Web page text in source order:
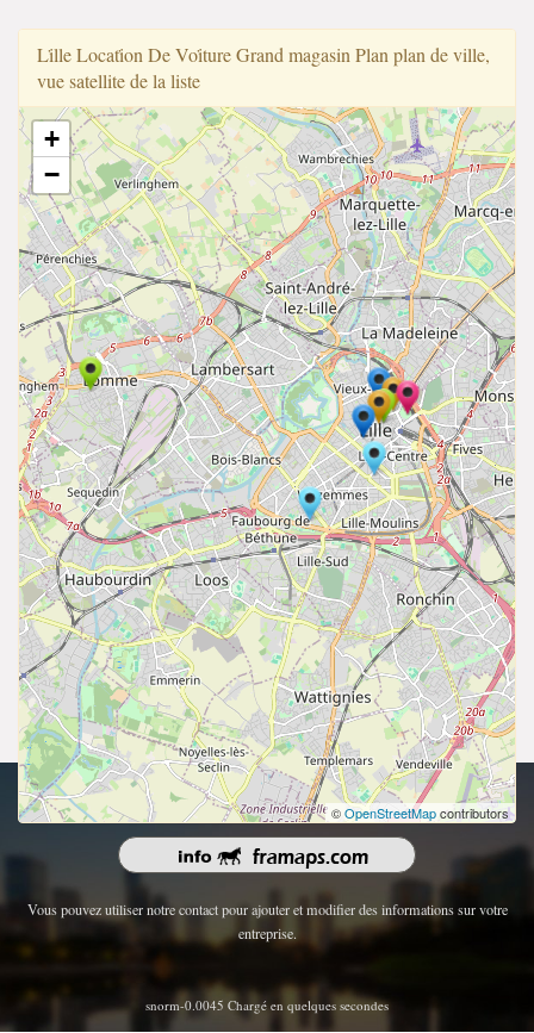
Li̇lle Locati̇on De Voi̇ture Grand magasin Plan plan de ville,
vue satellite de la liste
+
−
©OpenStreetMapcontributors
droits d'auteur 2026 | Tous les droits sont réservés.
Vous pouvez utiliser notre contact pour ajouter et modifier des informations sur votre
entreprise.
snorm-0.0045 Chargé en quelques secondes